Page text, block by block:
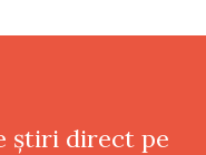
știri direct pe